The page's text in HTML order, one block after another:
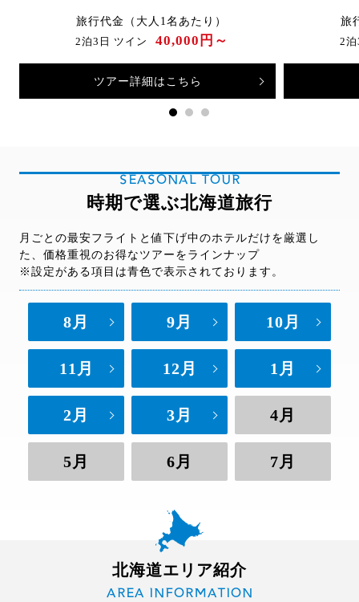
旅行代金（大人1名あたり）
2泊3日 ツイン 40,000円～
ツアー詳細はこちら
旅
2
SEASONAL TOUR
時期で選ぶ北海道旅行
月ごとの最安フライトと値下げ中のホテルだけを厳選し
た、価格重視のお得なツアーをラインナップ
※設定がある項目は青色で表示されております。
8月 9月 10月
11月 12月 1月
2月 3月 4月
5月 6月 7月
北海道エリア紹介
AREA INFORMATION